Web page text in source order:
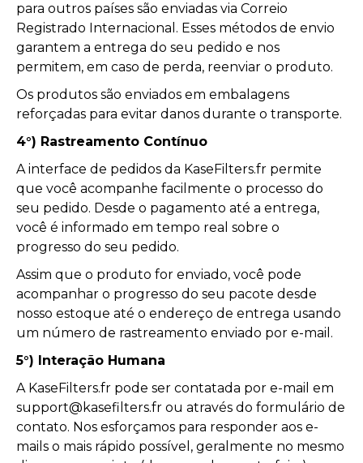
para outros países são enviadas via Correio
Registrado Internacional. Esses métodos de envio
garantem a entrega do seu pedido e nos
permitem, em caso de perda, reenviar o produto.
Os produtos são enviados em embalagens
reforçadas para evitar danos durante o transporte.
4°) Rastreamento Contínuo
A interface de pedidos da KaseFilters.fr permite
que você acompanhe facilmente o processo do
seu pedido. Desde o pagamento até a entrega,
você é informado em tempo real sobre o
progresso do seu pedido.
Assim que o produto for enviado, você pode
acompanhar o progresso do seu pacote desde
nosso estoque até o endereço de entrega usando
um número de rastreamento enviado por e-mail.
5°) Interação Humana
A KaseFilters.fr pode ser contatada por e-mail em
support@kasefilters.fr ou através do formulário de
contato. Nos esforçamos para responder aos e-
mails o mais rápido possível, geralmente no mesmo